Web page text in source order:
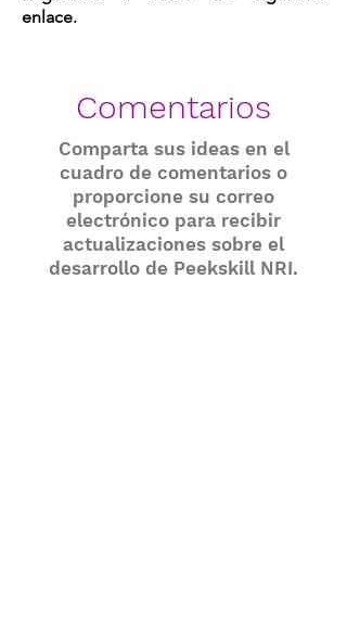
enlace.
Comentarios
Comparta sus ideas en el
cuadro de comentarios o
proporcione su correo
electrónico para recibir
actualizaciones sobre el
desarrollo de Peekskill NRI.